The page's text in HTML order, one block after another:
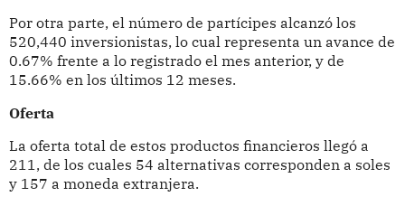
Por otra parte, el número de partícipes alcanzó los
520,440 inversionistas, lo cual representa un avance de
0.67% frente a lo registrado el mes anterior, y de
15.66% en los últimos 12 meses.
Oferta
La oferta total de estos productos financieros llegó a
211, de los cuales 54 alternativas corresponden a soles
y 157 a moneda extranjera.